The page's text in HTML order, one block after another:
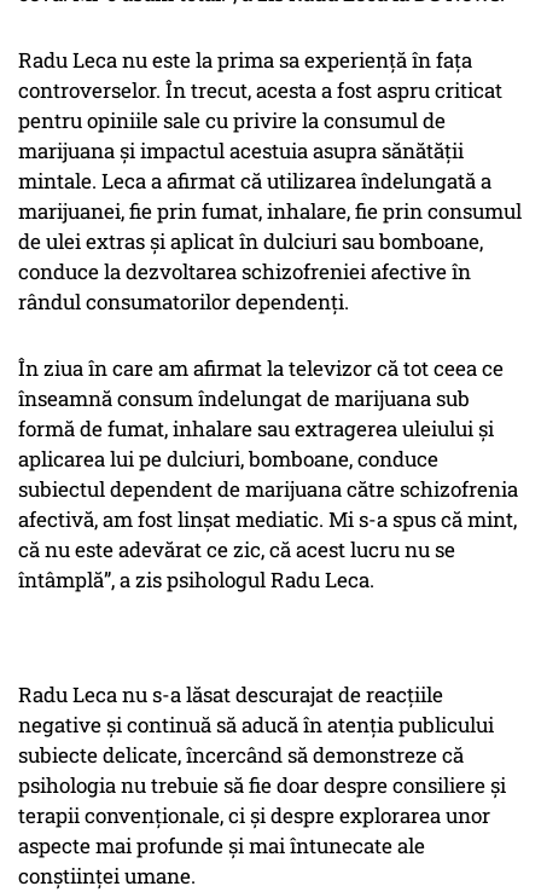
Radu Leca nu este la prima sa experiență în fața
controverselor. În trecut, acesta a fost aspru criticat
pentru opiniile sale cu privire la consumul de
marijuana și impactul acestuia asupra sănătății
mintale. Leca a afirmat că utilizarea îndelungată a
marijuanei, fie prin fumat, inhalare, fie prin consumul
de ulei extras și aplicat în dulciuri sau bomboane,
conduce la dezvoltarea schizofreniei afective în
rândul consumatorilor dependenți.
În ziua în care am afirmat la televizor că tot ceea ce
înseamnă consum îndelungat de marijuana sub
formă de fumat, inhalare sau extragerea uleiului și
aplicarea lui pe dulciuri, bomboane, conduce
subiectul dependent de marijuana către schizofrenia
afectivă, am fost linșat mediatic. Mi s-a spus că mint,
că nu este adevărat ce zic, că acest lucru nu se
întâmplă”, a zis psihologul Radu Leca.
Radu Leca nu s-a lăsat descurajat de reacțiile
negative și continuă să aducă în atenția publicului
subiecte delicate, încercând să demonstreze că
psihologia nu trebuie să fie doar despre consiliere și
terapii convenționale, ci și despre explorarea unor
aspecte mai profunde și mai întunecate ale
conștiinței umane.